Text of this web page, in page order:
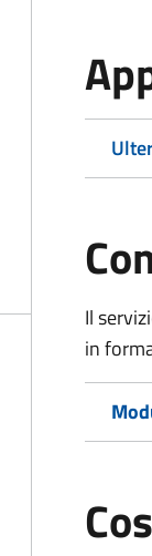
Il
in